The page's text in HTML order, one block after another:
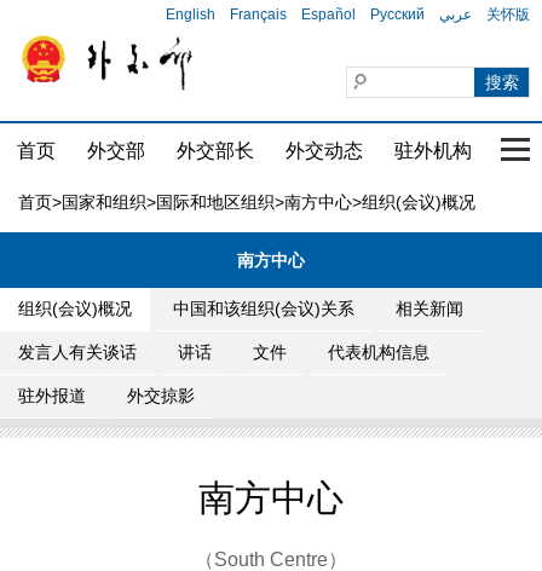
English Français Español Русский عربي 关怀版
首页 外交部 外交部长 外交动态 驻外机构 国
首页>国家和组织>国际和地区组织>南方中心>组织(会议)概况
南方中心
组织(会议)概况 中国和该组织(会议)关系 相关新闻
发言人有关谈话 讲话 文件 代表机构信息
驻外报道 外交掠影
南方中心
（South Centre）